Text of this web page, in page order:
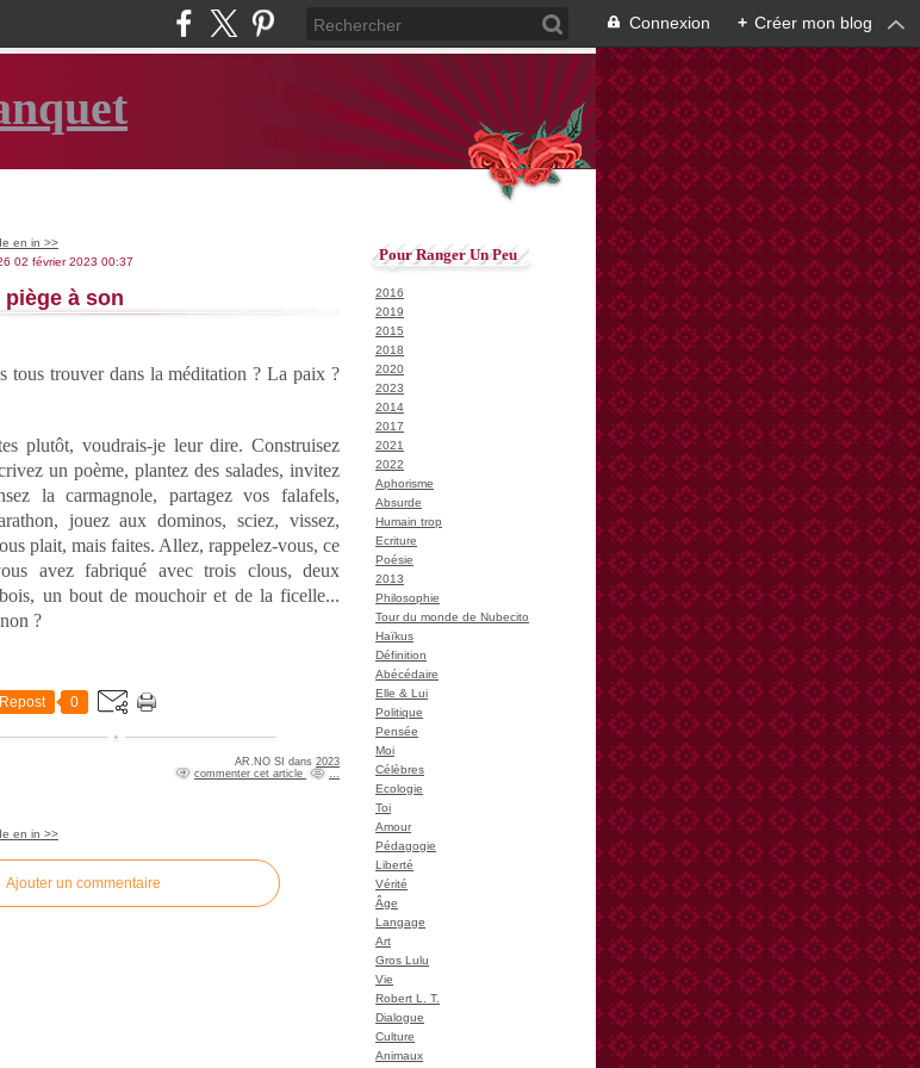
Connexion + Créer mon blog
en in >>
02 février 2023 00:37
à son
tous trouver dans la méditation ? La paix ?
plutôt, voudrais-je leur dire. Construisez
un poème, plantez des salades, invitez
la carmagnole, partagez vos falafels,
jouez aux dominos, sciez, vissez,
plait, mais faites. Allez, rappelez-vous, ce
avez fabriqué avec trois clous, deux
un bout de mouchoir et de la ficelle...
?
Repost 0
AR.NO SI dans 2023
commenter cet article
en in >>
Ajouter un commentaire
Pour Ranger Un Peu
2016
2019
2015
2018
2020
2023
2014
2017
2021
2022
Aphorisme
Absurde
Humain trop
Ecriture
Poésie
2013
Philosophie
Tour du monde de Nubecito
Haïkus
Définition
Abécédaire
Elle & Lui
Politique
Pensée
Moi
Célèbres
Ecologie
Toi
Amour
Pédagogie
Liberté
Vérité
Âge
Langage
Art
Gros Lulu
Vie
Robert L. T.
Dialogue
Culture
Animaux